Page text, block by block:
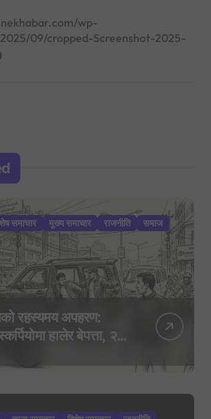
wp-
09/cropped-Screenshot-2025-
समाचार मुख्य समाचार राजनीति समाज
रहस्यमय अपहरण:
हालेर बेपत्ता, २०